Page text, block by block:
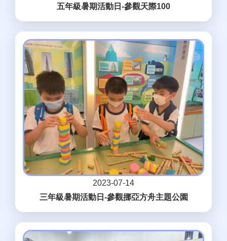
五年級暑期活動日-參觀天際100
2023-07-14
三年級暑期活動日-參觀挪亞方舟主題公園